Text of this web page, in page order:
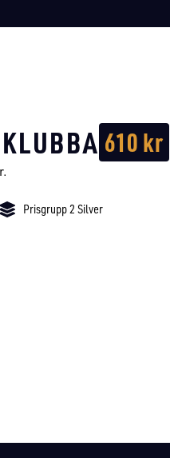
610kr
Prisgrupp 2 Silver